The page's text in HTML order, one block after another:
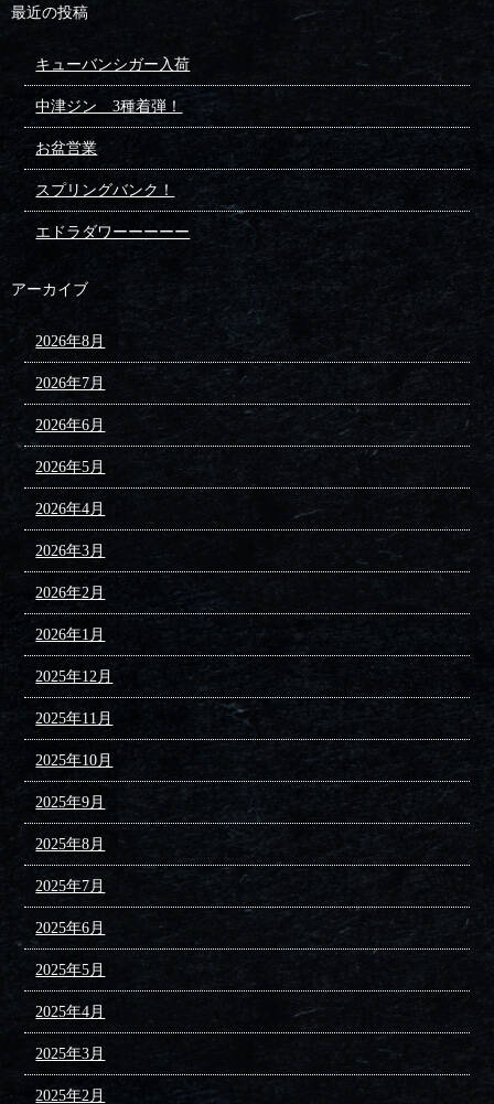
最近の投稿
キューバンシガー入荷
中津ジン 3種着弾！
お盆営業
スプリングバンク！
エドラダワーーーーー
アーカイブ
2026年8月
2026年7月
2026年6月
2026年5月
2026年4月
2026年3月
2026年2月
2026年1月
2025年12月
2025年11月
2025年10月
2025年9月
2025年8月
2025年7月
2025年6月
2025年5月
2025年4月
2025年3月
2025年2月